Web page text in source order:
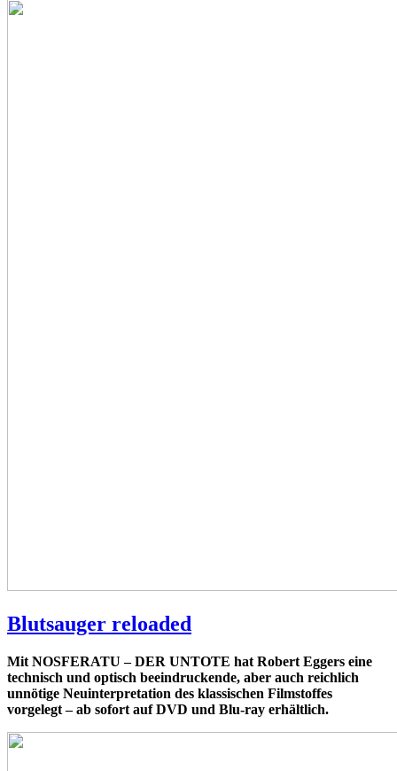
Blutsauger reloaded
Mit NOSFERATU – DER UNTOTE hat Robert Eggers eine
technisch und optisch beeindruckende, aber auch reichlich
unnötige Neuinterpretation des klassischen Filmstoffes
vorgelegt – ab sofort auf DVD und Blu-ray erhältlich.